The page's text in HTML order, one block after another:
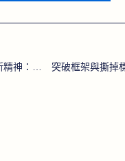
解鎖水瓶座的創新精神：引領未來的思維方式